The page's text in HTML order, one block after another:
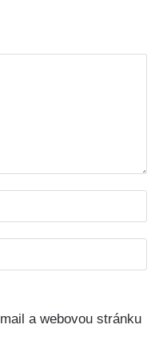
a webovou stránku